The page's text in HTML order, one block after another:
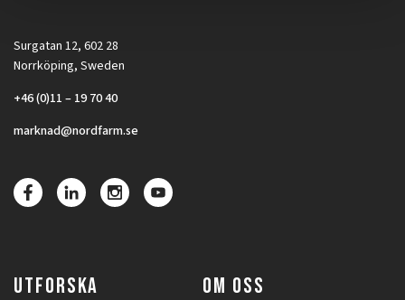
Surgatan 12, 602 28
Norrköping, Sweden
+46 (0)11 – 19 70 40
marknad@nordfarm.se
UTFORSKA OM OSS